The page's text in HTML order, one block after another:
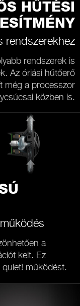
HŰTÉSI
rendszerekhez
rendszerek is
Az óriási hűtőerő
még a processzor
közben is.
a
kelt. Ez
működést.